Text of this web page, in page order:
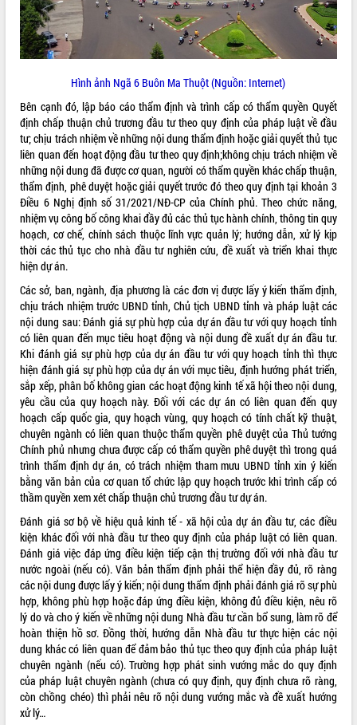
VIDEO
Loading the player...
Khám bệnh, cấp phát thuốc miễn phí
và tặng quà người dân xã Cư Pui
Hội nghị UBND tỉnh Đắk Lắk thường kỳ
tháng 7/2026
Lễ truy tặng danh hiệu “Bà Mẹ Việt
Nam Anh hùng” và trao Huân chương
Lao động
UBND tỉnh Đắk Lắk triển khai nhiệm
vụ 6 tháng cuối năm 2026
Kỳ họp thứ Hai, Hội đồng nhân dân
tỉnh khóa XI quyết nghị nhiều nội dung
quan trọng
Bí thư Tỉnh ủy Lương Nguyễn Minh
Triết thăm, tặng quà người có công với
cách mạng
Rà soát, hoàn thiện hệ thống thiết chế
văn hóa, thể thao đáp ứng yêu cầu
phát triển mới
Thường trực HĐND tỉnh Đắk Lắk gặp
mặt Đoàn chuyên gia y tế TP. Hồ Chí
Minh
Lễ truy điệu và an táng hài cốt liệt sĩ
tại Nghĩa trang Liệt sĩ xã Sơn Hòa
xuất khẩu sầu riêng và triển khai quy
định EUDR
Thứ trưởng Bộ Nông nghiệp và Môi
trường Nguyễn Hoàng Hiệp khảo sát
vùng trồng và doanh nghiệp đóng gói
sầu riêng tại Đắk Lắk
Trình diễn nghệ thuật chế biến các
món ăn từ sầu riêng
Đắk Lắk công bố Quy hoạch và xúc
tiến đầu tư tỉnh
Ngành cá ngừ Đắk Lắk chủ động thích
ứng để giữ vững thị trường xuất khẩu
ALBUM ẢNH
LIÊN KẾT WEB
THỐNG KÊ TRUY CẬP
Hôm nay:
33328
Hình ảnh Ngã 6 Buôn Ma Thuột (Nguồn: Internet)
Bên cạnh đó, lập báo cáo thẩm định và trình cấp có thẩm quyền Quyết
định chấp thuận chủ trương đầu tư theo quy định của pháp luật về đầu
tư; chịu trách nhiệm về những nội dung thẩm định hoặc giải quyết thủ tục
liên quan đến hoạt động đầu tư theo quy định;không chịu trách nhiệm về
những nội dung đã được cơ quan, người có thẩm quyền khác chấp thuận,
thẩm định, phê duyệt hoặc giải quyết trước đó theo quy định tại khoản 3
Điều 6 Nghị định số 31/2021/NĐ-CP của Chính phủ. Theo chức năng,
nhiệm vụ công bố công khai đầy đủ các thủ tục hành chính, thông tin quy
hoạch, cơ chế, chính sách thuộc lĩnh vực quản lý; hướng dẫn, xử lý kịp
thời các thủ tục cho nhà đầu tư nghiên cứu, đề xuất và triển khai thực
hiện dự án.
Các sở, ban, ngành, địa phương là các đơn vị được lấy ý kiến thẩm định,
chịu trách nhiệm trước UBND tỉnh, Chủ tịch UBND tỉnh và pháp luật các
nội dung sau: Đánh giá sự phù hợp của dự án đầu tư với quy hoạch tỉnh
có liên quan đến mục tiêu hoạt động và nội dung đề xuất dự án đầu tư.
Khi đánh giá sự phù hợp của dự án đầu tư với quy hoạch tỉnh thì thực
hiện đánh giá sự phù hợp của dự án với mục tiêu, định hướng phát triển,
sắp xếp, phân bố không gian các hoạt động kinh tế xã hội theo nội dung,
yêu cầu của quy hoạch này. Đối với các dự án có liên quan đến quy
hoạch cấp quốc gia, quy hoạch vùng, quy hoạch có tính chất kỹ thuật,
chuyên ngành có liên quan thuộc thẩm quyền phê duyệt của Thủ tướng
Chính phủ nhưng chưa được cấp có thẩm quyền phê duyệt thì trong quá
trình thẩm định dự án, có trách nhiệm tham mưu UBND tỉnh xin ý kiến
bằng văn bản của cơ quan tổ chức lập quy hoạch trước khi trình cấp có
thầm quyền xem xét chấp thuận chủ trương đầu tư dự án.
Đánh giá sơ bộ về hiệu quả kinh tế - xã hội của dự án đầu tư, các điều
kiện khác đối với nhà đầu tư theo quy định của pháp luật có liên quan.
Đánh giá việc đáp ứng điều kiện tiếp cận thị trường đối với nhà đầu tư
nước ngoài (nếu có). Văn bản thẩm định phải thể hiện đầy đủ, rõ ràng
các nội dung được lấy ý kiến; nội dung thẩm định phải đánh giá rõ sự phù
hợp, không phù hợp hoặc đáp ứng điều kiện, không đủ điều kiện, nêu rõ
lý do và cho ý kiến về những nội dung Nhà đầu tư cần bổ sung, làm rõ để
hoàn thiện hồ sơ. Đồng thời, hướng dẫn Nhà đầu tư thực hiện các nội
dung khác có liên quan để đảm bảo thủ tục theo quy định của pháp luật
chuyên ngành (nếu có). Trường hợp phát sinh vướng mắc do quy định
của pháp luật chuyên ngành (chưa có quy định, quy định chưa rõ ràng,
còn chồng chéo) thì phải nêu rõ nội dung vướng mắc và đề xuất hướng
xử lý…